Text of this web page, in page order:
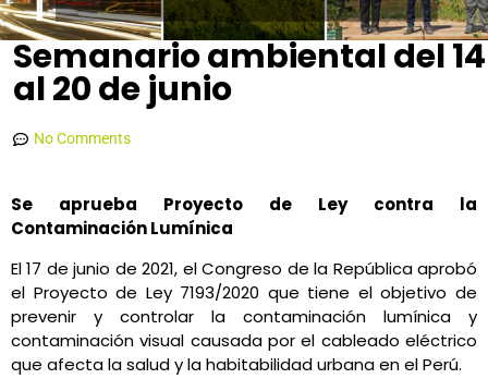
Semanario ambiental del 14
al 20 de junio
No Comments
Se aprueba Proyecto de Ley contra la
Contaminación Lumínica
El 17 de junio de 2021, el Congreso de la República aprobó
el Proyecto de Ley 7193/2020 que tiene el objetivo de
prevenir y controlar la contaminación lumínica y
contaminación visual causada por el cableado eléctrico
que afecta la salud y la habitabilidad urbana en el Perú.